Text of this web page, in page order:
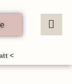
<